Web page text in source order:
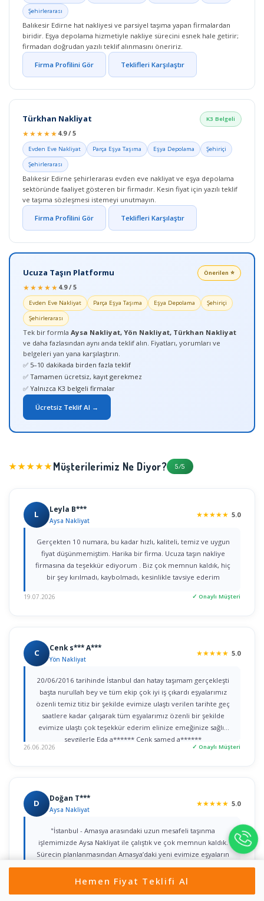
Şehirlerarası
Balıkesir Edirne hat nakliyesi ve parsiyel taşıma yapan firmalardan
biridir. Eşya depolama hizmetiyle nakliye sürecini esnek hale getirir;
firmadan doğrudan yazılı teklif alınmasını öneririz.
Firma Profilini Gör Teklifleri Karşılaştır
Türkhan Nakliyat K3 Belgeli
★★★★★ 4.9 / 5
Evden Eve Nakliyat Parça Eşya Taşıma Eşya Depolama
Şehiriçi
Şehirlerarası
Balıkesir Edirne şehirlerarası evden eve nakliyat ve eşya depolama
sektöründe faaliyet gösteren bir firmadır. Kesin fiyat için yazılı teklif
ve taşıma sözleşmesi istemeyi unutmayın.
Firma Profilini Gör Teklifleri Karşılaştır
Ucuza Taşın Platformu Önerilen ⭐
★★★★★ 4.9 / 5
Evden Eve Nakliyat Parça Eşya Taşıma Eşya Depolama
Şehiriçi
Şehirlerarası
Tek bir formla Aysa Nakliyat, Yön Nakliyat, Türkhan Nakliyat
ve daha fazlasından aynı anda teklif alın. Fiyatları, yorumları ve
belgeleri yan yana karşılaştırın.
✅ 5–10 dakikada birden fazla teklif
✅ Tamamen ücretsiz, kayıt gerekmez
✅ Yalnızca K3 belgeli firmalar
Ücretsiz Teklif Al →
★★★★★Müşterilerimiz Ne Diyor? 5/5
L Leyla B***
Aysa Nakliyat
★★★★★ 5.0
Gerçekten 10 numara, bu kadar hızlı, kaliteli, temiz ve uygun
fiyat düşünmemiştim. Harika bir firma. Ucuza taşın nakliye
firmasına da teşekkür ediyorum . Biz çok memnun kaldık, hiç
bir şey kırılmadı, kaybolmadı, kesinlikle tavsiye ederim
19.07.2026 ✓ Onaylı Müşteri
C Cenk s*** A***
Yön Nakliyat
★★★★★ 5.0
20/06/2016 tarihinde İstanbul dan hatay taşımam gerçekleşti
başta nurullah bey ve tüm ekip çok iyi iş çıkardı eşyalarımız
özenli temiz titiz bir şekilde evimize ulaştı verilen tarihte geç
saatlere kadar çalışarak tüm eşyalarımız özenli bir şekilde
evimize ulaştı çok teşekkür ederim elinize emeğinize sağlık
sevgilerle Eda a****** Cenk samed a******
26.06.2026 ✓ Onaylı Müşteri
D Doğan T***
Aysa Nakliyat
★★★★★ 5.0
"İstanbul - Amasya arasındaki uzun mesafeli taşınma
işlemimizde Aysa Nakliyat ile çalıştık ve çok memnun kaldık.
Sürecin planlanmasından Amasya’daki yeni evimize eşyaların
sorunsuz yerleştirilmesine kadar her detayla bizzat ilgilenen
Yahya Bey’e şükranlarımı sunarım. Kurumsal yaklaşımları, titiz
işçilikleri ve güven veren iletişimleri için tüm ekibe teşekkür
22.06.2026 ✓ Onaylı Müşteri
Hemen Fiyat Teklifi Al